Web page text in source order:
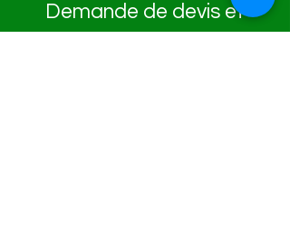
Demande de devis et